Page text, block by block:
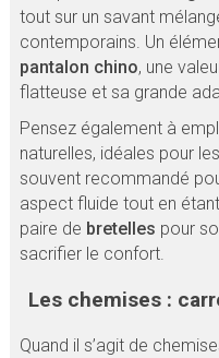
tout sur un savant
contemporains. Un
pantalon chino, une
flatteuse et sa grande
Pensez également à
naturelles, idéales pour
souvent recommandé
aspect fluide tout en
paire de bretelles pour
sacrifier le confort.
Les chemises :
Quand il s’agit de